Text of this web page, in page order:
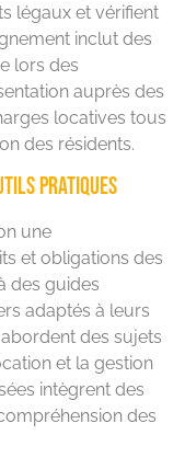
légaux et vérifient
inclut des
lors des
auprès des
locatives tous
des résidents.
pratiques
une
et obligations des
des guides
adaptés à leurs
des sujets
et la gestion
intègrent des
des